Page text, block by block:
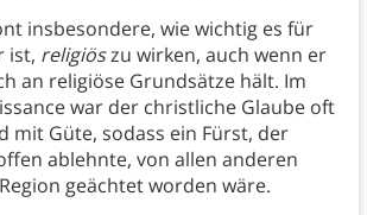
insbesondere, wie wichtig es für
ist, religiöszu wirken, auch wenn er
an religiöse Grundsätze hält. Im
war der christliche Glaube oft
mit Güte, sodass ein Fürst, der
ablehnte, von allen anderen
geächtet worden wäre.